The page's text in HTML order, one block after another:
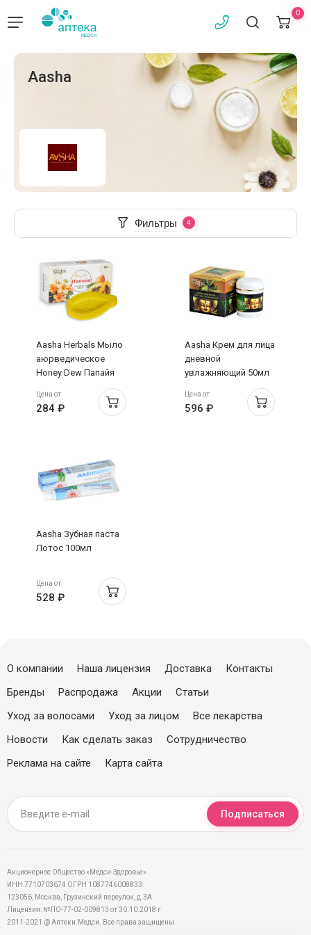
0
Aasha
Фильтры
Aasha Herbals Мыло
аюрведическое
Honey Dew Папайя
Цена от
284 ₽
Aasha Крем для лица
дневной
увлажняющий 50мл
Цена от
596 ₽
Aasha Зубная паста
Лотос 100мл
Цена от
528 ₽
О компании Наша лицензия Доставка
Контакты
Бренды
Распродажа Акции
Статьи
Уход за волосами
Уход за лицом
Все лекарства
Новости
Как сделать заказ
Сотрудничество
Реклама на сайте
Карта сайта
Подписаться
Акционерное Общество «Медси-Здоровье»
ИНН 7710703674 ОГРН 1087746008833
123056, Москва, Грузинский переулок, д.3А
Лицензия: №ЛО-77-02-009813 от 30.10.2018 г
2011-2021 @ Аптеки.Медси. Все права защищены